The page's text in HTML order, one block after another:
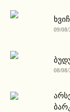
09/08/
08/08/